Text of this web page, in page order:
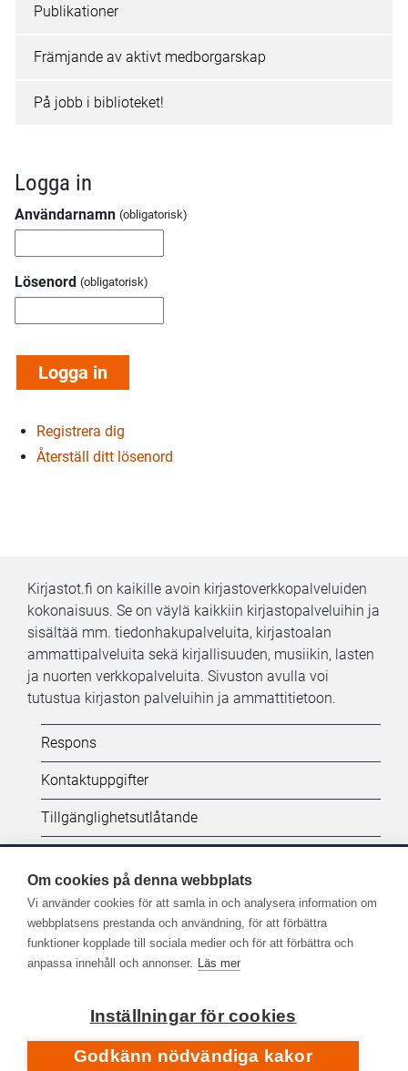
Publikationer
Främjande av aktivt medborgarskap
På jobb i biblioteket!
Logga in
Användarnamn
Lösenord
Registrera dig
Återställ ditt lösenord
Kirjastot.fi on kaikille avoin kirjastoverkkopalveluiden
kokonaisuus. Se on väylä kaikkiin kirjastopalveluihin ja
sisältää mm. tiedonhakupalveluita, kirjastoalan
ammattipalveluita sekä kirjallisuuden, musiikin, lasten
ja nuorten verkkopalveluita. Sivuston avulla voi
tutustua kirjaston palveluihin ja ammattitietoon.
Kifi:
Biblioteken.fi-
alatunniste
(SV)
Respons
Kontaktuppgifter
Tillgänglighetsutlåtande
Seuraa meitä:
Lisää Kirjastot.fi-palvelujen sometilejä
Om cookies på denna webbplats
Vi använder cookies för att samla in och analysera information om
webbplatsens prestanda och användning, för att förbättra
funktioner kopplade till sociala medier och för att förbättra och
anpassa innehåll och annonser. Läs mer
Inställningar för cookies
Godkänn nödvändiga kakor